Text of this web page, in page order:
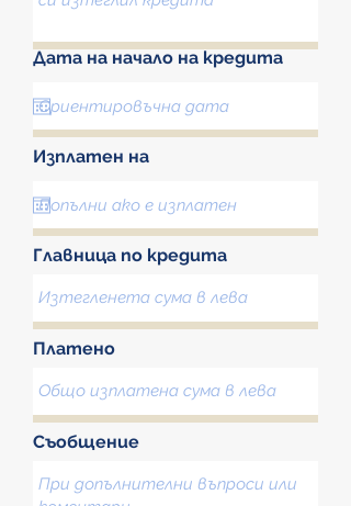
Дата на начало на кредита
Изплатен на
Главница по кредита
Платено
Съобщение